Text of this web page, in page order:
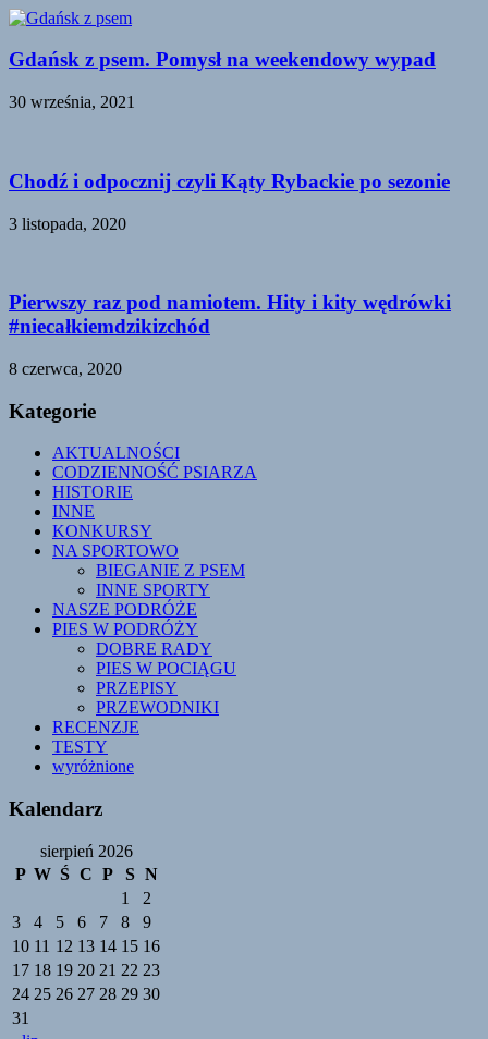
Gdańsk z psem. Pomysł na weekendowy wypad
30 września, 2021
Chodź i odpocznij czyli Kąty Rybackie po sezonie
3 listopada, 2020
Pierwszy raz pod namiotem. Hity i kity wędrówki
#niecałkiemdzikizchód
8 czerwca, 2020
Kategorie
AKTUALNOŚCI
CODZIENNOŚĆ PSIARZA
HISTORIE
INNE
KONKURSY
NA SPORTOWO
BIEGANIE Z PSEM
INNE SPORTY
NASZE PODRÓŻE
PIES W PODRÓŻY
DOBRE RADY
PIES W POCIĄGU
PRZEPISY
PRZEWODNIKI
RECENZJE
TESTY
wyróżnione
Kalendarz
sierpień 2026
P W Ś C P S N
1
2
3
4 5 6 7 8
9
10 11 12 13 14 15 16
17 18 19 20 21 22 23
24 25 26 27 28 29 30
31